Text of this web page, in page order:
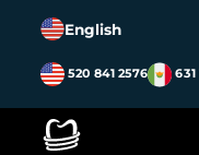
English
520 841 2576 631